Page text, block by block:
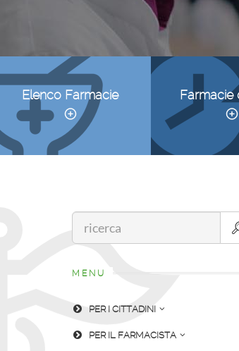
Elenco Farmacie Farmacie
MENU
PER I CITTADINI
PER IL FARMACISTA